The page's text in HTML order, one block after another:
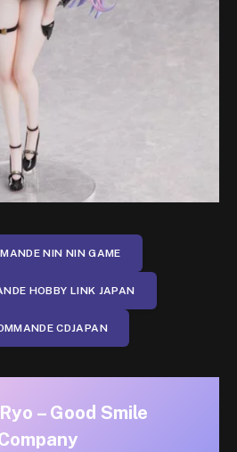
NIN NIN GAME
HOBBY LINK JAPAN
CDJAPAN
– Good Smile